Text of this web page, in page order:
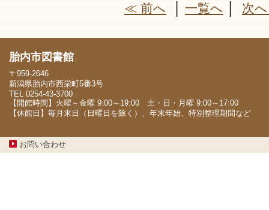
≪ 前へ 一覧へ 次
胎内市図書館
〒959-2646
新潟県胎内市西栄町5番3号
TEL 0254-43-3700
【開館時間】火曜～金曜 9:00～19:00 土・日・月曜 9:00～17:00
【休館日】毎月末日（日曜日を除く）、年末年始、特別整理期間など
お問い合わせ